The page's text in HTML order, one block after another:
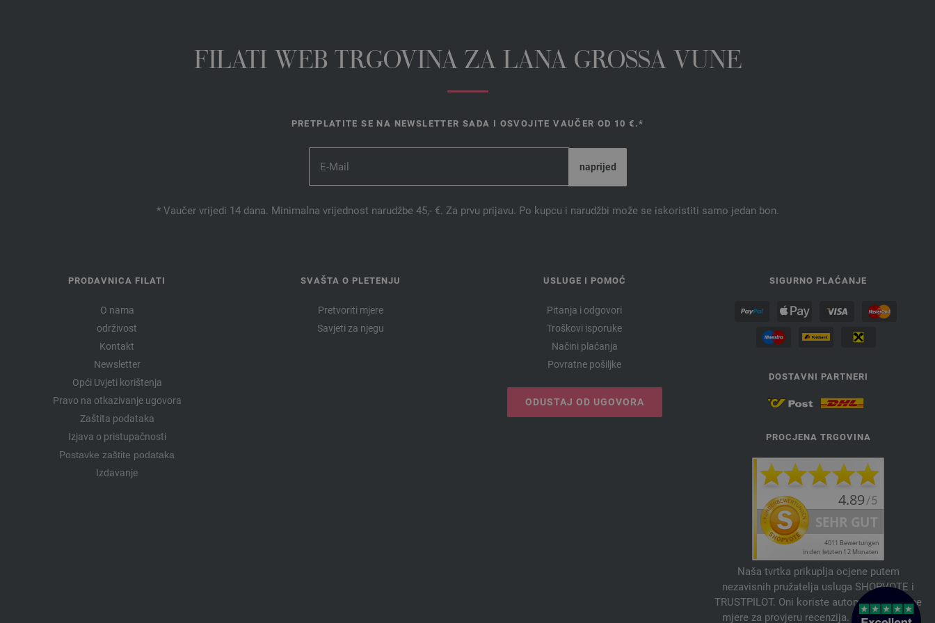
FILATI WEB TRGOVINA ZA LANA GROSSA VUNE
PRETPLATITE SE NA NEWSLETTER SADA I OSVOJITE VAUČER OD 10 €.*
* Vaučer vrijedi 14 dana. Minimalna vrijednost narudžbe 45,- €. Za prvu prijavu. Po kupcu i narudžbi može se iskoristiti samo jedan bon.
PRODAVNICA FILATI
O nama
održivost
Kontakt
Newsletter
Opći Uvjeti korištenja
Pravo na otkazivanje ugovora
Zaštita podataka
Izjava o pristupačnosti
Postavke zaštite podataka
Izdavanje
SVAŠTA O PLETENJU
Pretvoriti mjere
Savjeti za njegu
USLUGE I POMOĆ
Pitanja i odgovori
Troškovi isporuke
Načini plaćanja
Povratne pošiljke
ODUSTAJ OD UGOVORA
SIGURNO PLAĆANJE
DOSTAVNI PARTNERI
PROCJENA TRGOVINA
Naša tvrtka prikuplja ocjene putem
nezavisnih pružatelja usluga SHOPVOTE i
TRUSTPILOT. Oni koriste automatske i ručne
mjere za provjeru recenzija. Informacije o